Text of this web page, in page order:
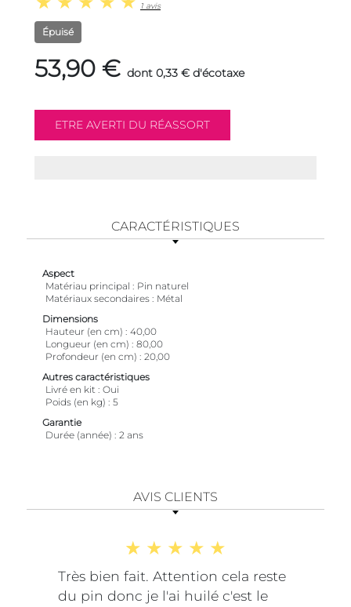
1 avis
Épuisé
53,90 € dont 0,33 € d'écotaxe
CARACTÉRISTIQUES
Aspect
Matériau principal
Pin naturel
Matériaux secondaires
Métal
Dimensions
Hauteur (en cm)
40,00
Longueur (en cm)
80,00
Profondeur (en cm)
20,00
Autres caractéristiques
Livré en kit Oui
Poids (en kg)
5
Garantie
Durée (année)
2 ans
AVIS CLIENTS
Très bien fait. Attention cela reste
du pin donc je l'ai huilé c'est le